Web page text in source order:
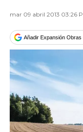
mar 09 abril 2013 03:26
Añadir Expansión Obras